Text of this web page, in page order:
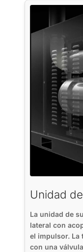
Unidad
La unidad de
lateral con
el impulsor. La
con una